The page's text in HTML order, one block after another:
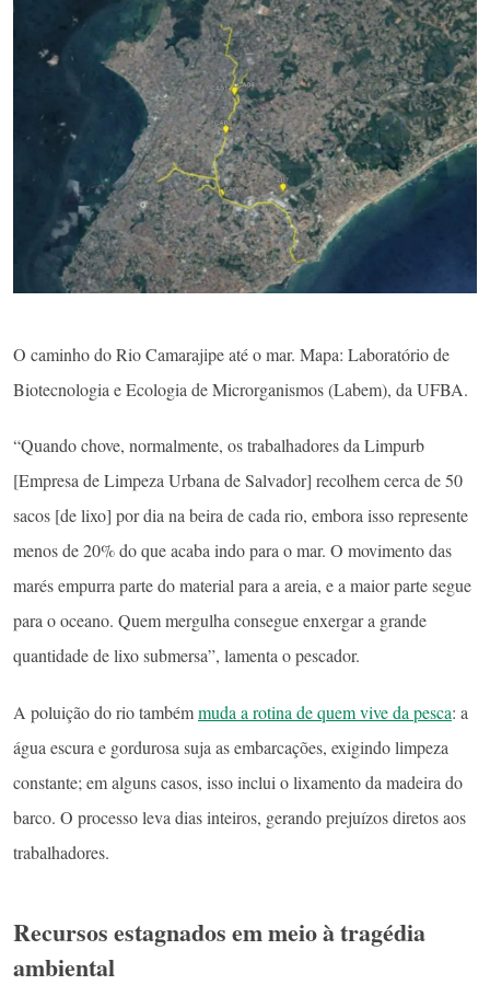
O caminho do Rio Camarajipe até o mar. Mapa: Laboratório de
Biotecnologia e Ecologia de Microrganismos (Labem), da UFBA.
“Quando chove, normalmente, os trabalhadores da Limpurb
[Empresa de Limpeza Urbana de Salvador] recolhem cerca de 50
sacos [de lixo] por dia na beira de cada rio, embora isso represente
menos de 20% do que acaba indo para o mar. O movimento das
marés empurra parte do material para a areia, e a maior parte segue
para o oceano. Quem mergulha consegue enxergar a grande
quantidade de lixo submersa”, lamenta o pescador.
A poluição do rio tambémmuda a rotina de quem vive da pesca: a
água escura e gordurosa suja as embarcações, exigindo limpeza
constante; em alguns casos, isso inclui o lixamento da madeira do
barco. O processo leva dias inteiros, gerando prejuízos diretos aos
trabalhadores.
Recursos estagnados em meio à tragédia
ambiental